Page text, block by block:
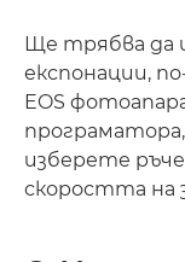
Ще трябва да
експонации,
EOS
изберете
скоростта на